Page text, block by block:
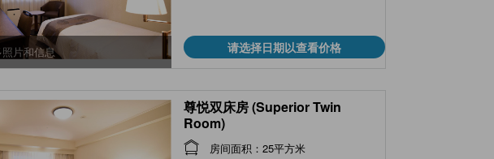
片和信息 请选择日期以查看价格
尊悦双床房 (Superior Twin
Room)
房间面积：25平方米